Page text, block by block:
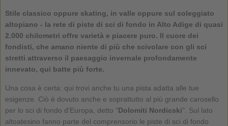
Stile classico oppure skating, in valle oppure sul soleggiato
altopiano - la rete di piste di sci di fondo in Alto Adige di quasi
2.000 chilometri offre varietà e piacere puro. Il cuore dei
fondisti, che amano niente di più che scivolare con gli sci
stretti attraverso il paesaggio invernale profondamente
innevato, qui batte più forte.
Una cosa è certa: qui trovi anche tu una pista adatta alle tue
esigenze. Ciò è dovuto anche e soprattutto al più grande carosello
per lo sci di fondo d'Europa, detto "Dolomiti Nordicski". Sul lato
altoatesino fanno parte del comprensorio le piste di sci di fondo